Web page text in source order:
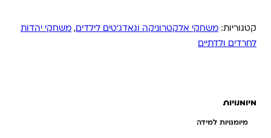
קטגוריות: משחקי אלקטרוניקה וגאדג'טים לילדים, משחקי יהדות
לחרדים ולדתיים
מיומנויות
מיומנויות למידה